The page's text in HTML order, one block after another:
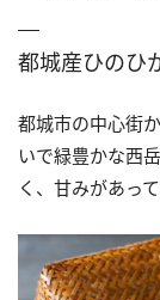
都城産ひのひ
都城市の中心街
いで緑豊かな西
く、甘みがあっ